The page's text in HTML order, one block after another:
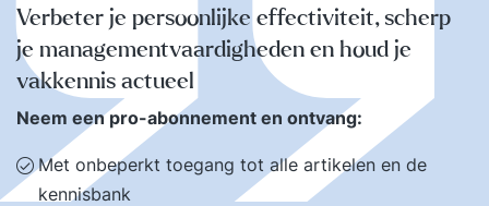
Verbeter je persoonlijke effectiviteit, scherp
je managementvaardigheden en houd je
vakkennis actueel
Neem een pro-abonnement en ontvang:
Met onbeperkt toegang tot alle artikelen en de
kennisbank